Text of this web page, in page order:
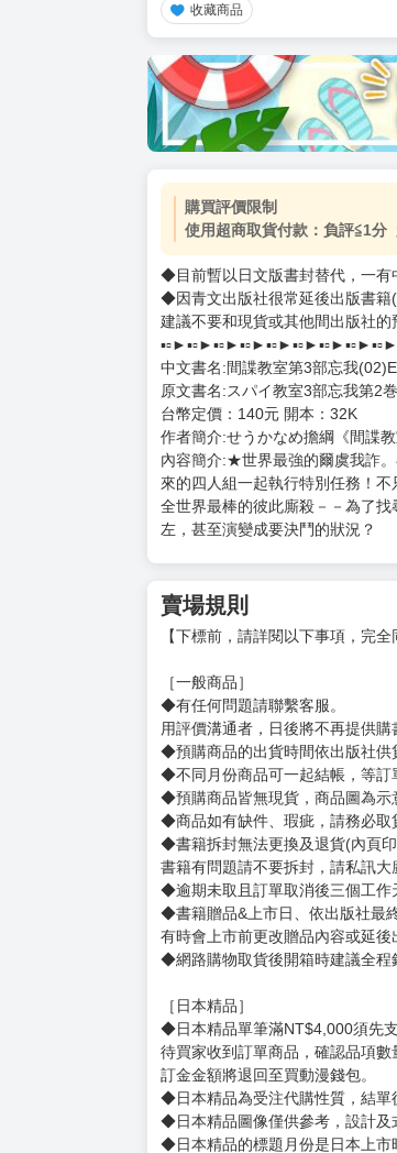
收藏商品
加價購 ( 共
(加購品) 買動
-
+
購買評價限制
使用超商取貨付款：負評≦1
◆目前暫以日文版書封替代，一有
◆因青文出版社很常延後出版書籍(
中文書名:間諜教室第3部忘我
原文書名:スパイ教室3部忘我第2
台幣定價：140元 開本：32K
內容簡介:★世界最強的爾虞我詐
來的四人組一起執行特別任務！不
全世界最棒的彼此廝殺－－為了
左，甚至演變成要決鬥的狀況？
賣場規則
【下標前，請詳閱以下事項，完全
［一般商品］
◆有任何問題請聯繫客服。
用評價溝通者，日後將不再提供
◆不同月份商品可一起結帳，等訂
◆預購商品皆無現貨，商品圖為示
◆商品如有缺件、瑕疵，請務必取
◆書籍拆封無法更換及退貨(內頁印
書籍有問題請不要拆封，請私訊大
◆逾期未取且訂單取消後三個工作
◆書籍贈品&上市日、依出版社最